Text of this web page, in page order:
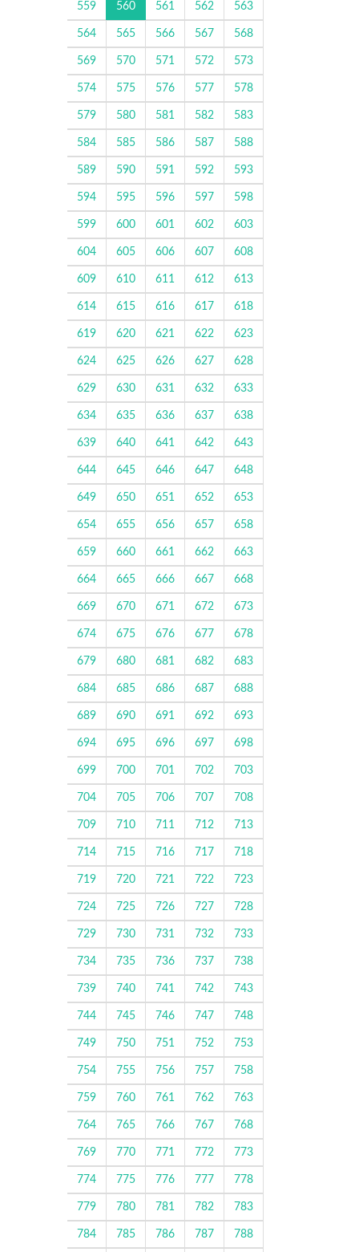
559 560 561 562 563
564 565 566 567 568
569 570 571 572 573
574 575 576 577 578
579 580 581 582 583
584 585 586 587 588
589 590 591 592 593
594 595 596 597 598
599 600 601 602 603
604 605 606 607 608
609 610 611 612 613
614 615 616 617 618
619 620 621 622 623
624 625 626 627 628
629 630 631 632 633
634 635 636 637 638
639 640 641 642 643
644 645 646 647 648
649 650 651 652 653
654 655 656 657 658
659 660 661 662 663
664 665 666 667 668
669 670 671 672 673
674 675 676 677 678
679 680 681 682 683
684 685 686 687 688
689 690 691 692 693
694 695 696 697 698
699 700 701 702 703
704 705 706 707 708
709 710 711 712 713
714 715 716 717 718
719 720 721 722 723
724 725 726 727 728
729 730 731 732 733
734 735 736 737 738
739 740 741 742 743
744 745 746 747 748
749 750 751 752 753
754 755 756 757 758
759 760 761 762 763
764 765 766 767 768
769 770 771 772 773
774 775 776 777 778
779 780 781 782 783
784 785 786 787 788